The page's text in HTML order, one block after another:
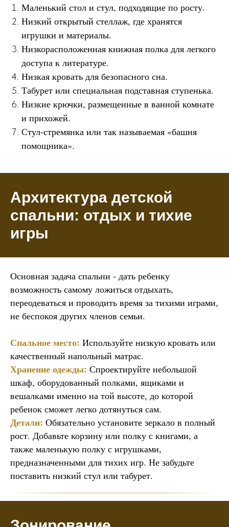
Маленький стол и стул, подходящие по росту.
Низкий открытый стеллаж, где хранятся
игрушки и материалы.
Низкорасположенная книжная полка для легкого
доступа к литературе.
Низкая кровать для безопасного сна.
Табурет или специальная подставная ступенька.
Низкие крючки, размещенные в ванной комнате
и прихожей.
Стул-стремянка или так называемая «башня
помощника».
Архитектура детской
спальни: отдых и тихие
игры
Основная задача спальни - дать ребенку
возможность самому ложиться отдыхать,
переодеваться и проводить время за тихими играми,
не беспокоя других членов семьи.
Спальное место: Используйте низкую кровать или
качественный напольный матрас.
Хранение одежды: Спроектируйте небольшой
шкаф, оборудованный полками, ящиками и
вешалками именно на той высоте, до которой
ребенок сможет легко дотянуться сам.
Детали: Обязательно установите зеркало в полный
рост. Добавьте корзину или полку с книгами, а
также маленькую полку с игрушками,
предназначенными для тихих игр. Не забудьте
поставить низкий стул или табурет.